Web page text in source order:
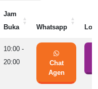
Jam
Buka
Whatsapp
Jam
Buka
Whatsapp
10:00 -
20:00
Chat
Agen